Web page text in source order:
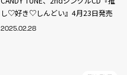
し♡好き♡しんどい』4月23日発売
2025.02.28